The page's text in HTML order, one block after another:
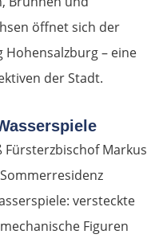
öffnet sich der
Hohensalzburg – eine
der Stadt.
Markus
versteckte
Figuren